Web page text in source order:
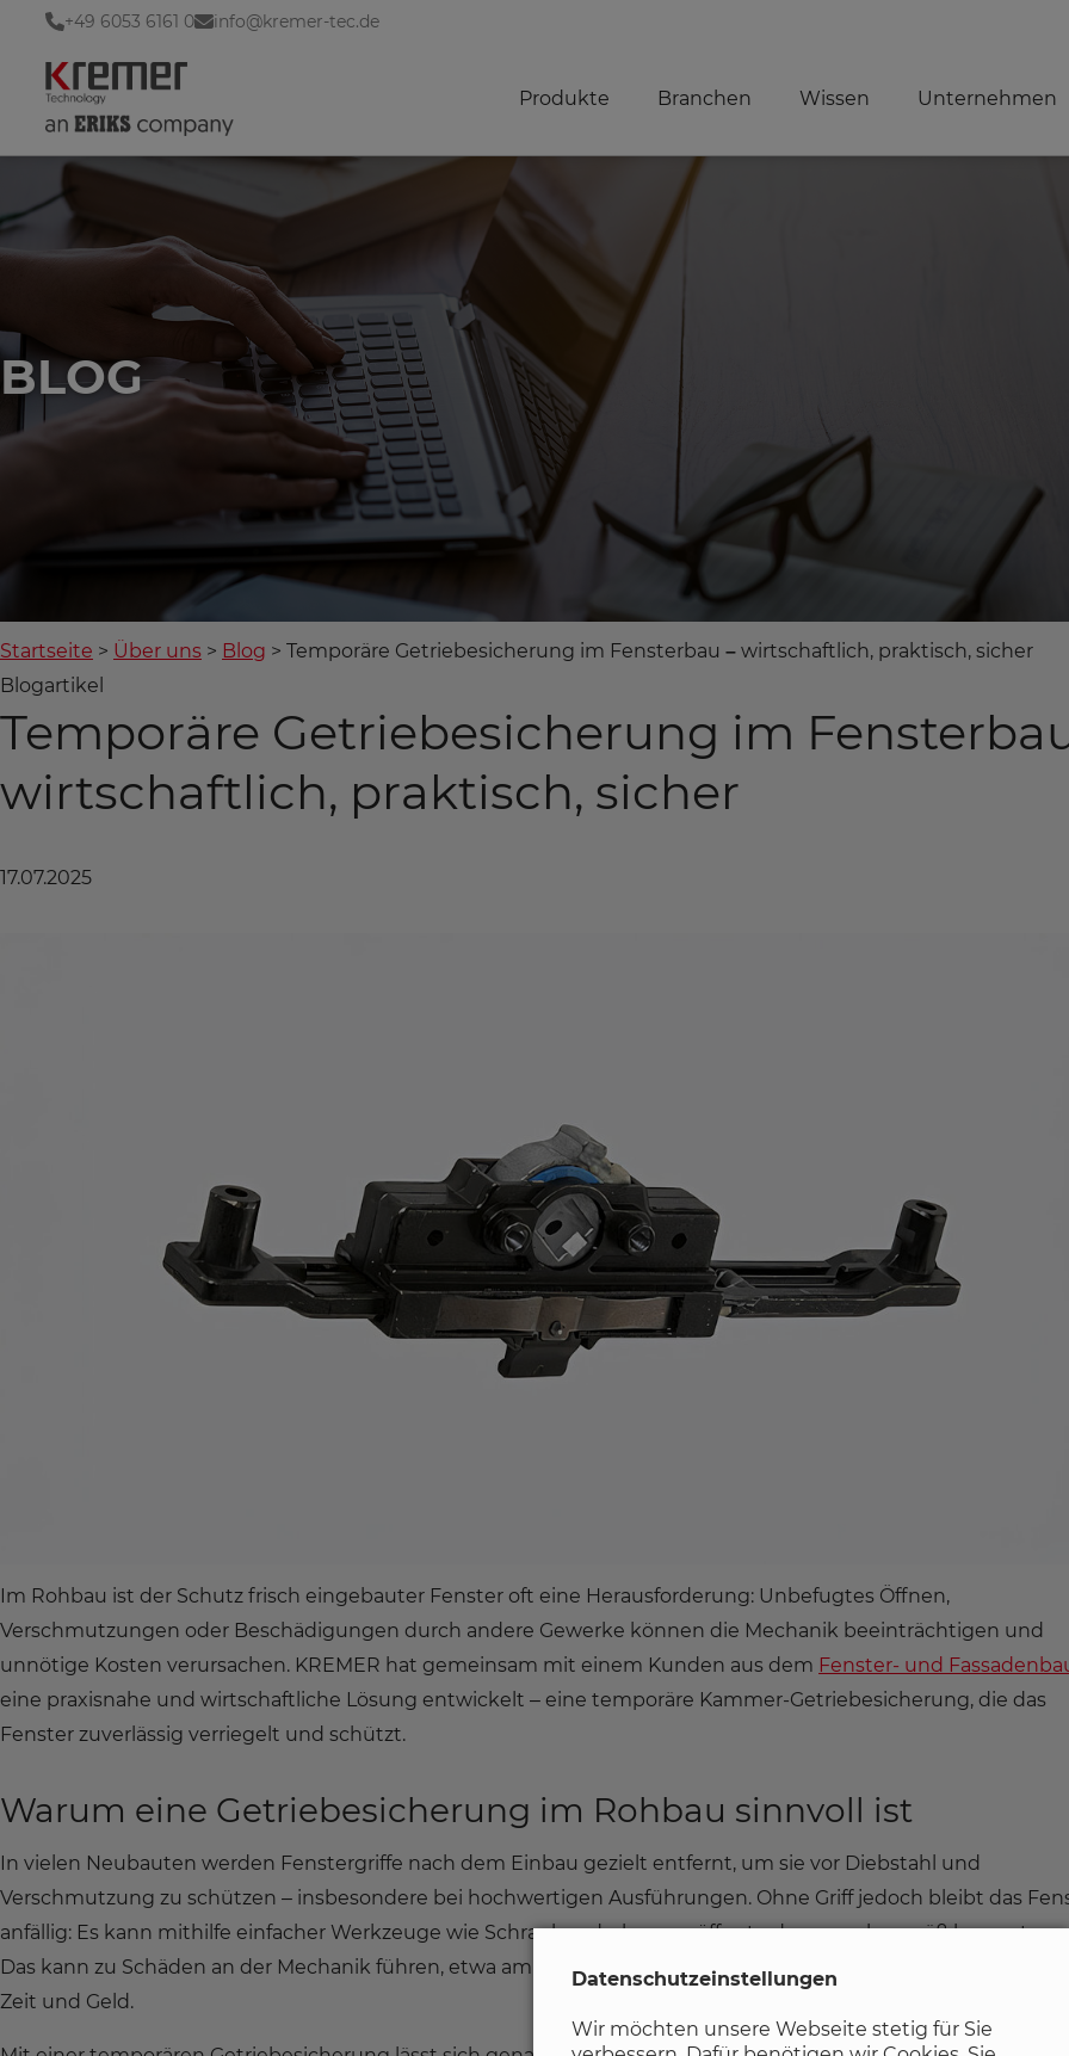
Datenschutzeinstellungen
Wir möchten unsere Webseite stetig für Sie
+49 6053 6161 0 info@kremer-tec.de
Produkte Branchen Wissen Unternehmen
BLOG
Startseite Über uns Blog
Temporäre Getriebesicherung im Fensterbau – wirtschaftlich, praktisch, sicher
Blogartikel
Temporäre Getriebesicherung im
wirtschaftlich, praktisch, sicher
17.07.2025
Im Rohbau ist der Schutz frisch eingebauter Fenster oft eine Herausforderung: Unbefugtes Öffnen,
Verschmutzungen oder Beschädigungen durch andere Gewerke können die Mechanik beeinträchtigen und
unnötige Kosten verursachen. KREMER hat gemeinsam mit einem Kunden aus dem Fenster- und
eine praxisnahe und wirtschaftliche Lösung entwickelt – eine temporäre Kammer-Getriebesicherung, die das
Fenster zuverlässig verriegelt und schützt.
Warum eine Getriebesicherung im Rohbau sinnvoll ist
In vielen Neubauten werden Fenstergriffe nach dem Einbau gezielt entfernt, um sie vor Diebstahl und
Verschmutzung zu schützen – insbesondere bei hochwertigen Ausführungen. Ohne Griff jedoch bleibt das
anfällig: Es kann mithilfe einfacher Werkzeuge wie Schraubendrehern geöffnet oder unsachgemäß bewegt
Das kann zu Schäden an der Mechanik führen, etwa am Getriebe, Vierkant oder Rahmen und kostet im
Zeit und Geld.